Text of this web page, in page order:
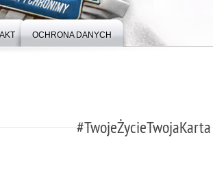
OCHRONA DANYCH
#TwojeŻycieTwojaKarta